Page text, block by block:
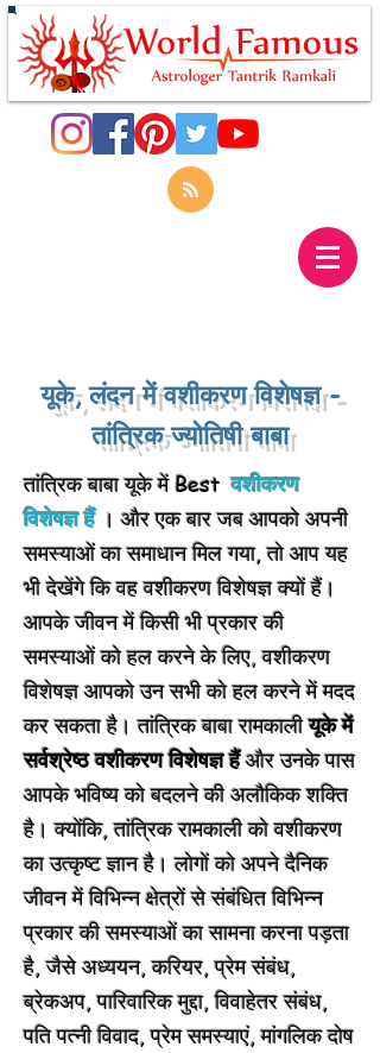
यूके, लंदन में वशीकरण विशेषज्ञ -
तांत्रिक ज्योतिषी बाबा
तांत्रिक बाबा यूके में Best वशीकरण
विशेषज्ञ हैं । और एक बार जब आपको अपनी
समस्याओं का समाधान मिल गया, तो आप यह
भी देखेंगे कि वह वशीकरण विशेषज्ञ क्यों हैं।
आपके जीवन में किसी भी प्रकार की
समस्याओं को हल करने के लिए, वशीकरण
विशेषज्ञ आपको उन सभी को हल करने में मदद
कर सकता है। तांत्रिक बाबा रामकालीयूके में
सर्वश्रेष्ठ वशीकरण विशेषज्ञ हैंऔर उनके पास
आपके भविष्य को बदलने की अलौकिक शक्ति
है। क्योंकि, तांत्रिक रामकाली को वशीकरण
का उत्कृष्ट ज्ञान है। लोगों को अपने दैनिक
जीवन में विभिन्न क्षेत्रों से संबंधित विभिन्न
प्रकार की समस्याओं का सामना करना पड़ता
है, जैसे अध्ययन, करियर, प्रेम संबंध,
ब्रेकअप, पारिवारिक मुद्दा, विवाहेतर संबंध,
पति पत्नी विवाद, प्रेम समस्याएं, मांगलिक दोष